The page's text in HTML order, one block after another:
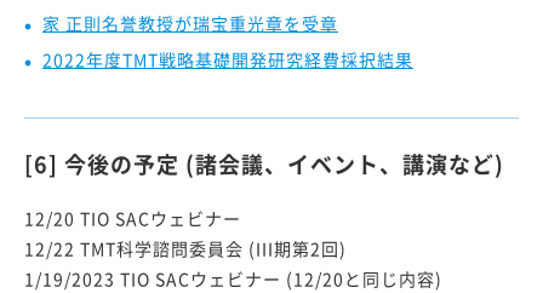
家 正則名誉教授が瑞宝重光章を受章
2022年度TMT戦略基礎開発研究経費採択結果
[6] 今後の予定 (諸会議、イベント、講演など)
12/20 TIO SACウェビナー
12/22 TMT科学諮問委員会 (III期第2回)
1/19/2023 TIO SACウェビナー (12/20と同じ内容)